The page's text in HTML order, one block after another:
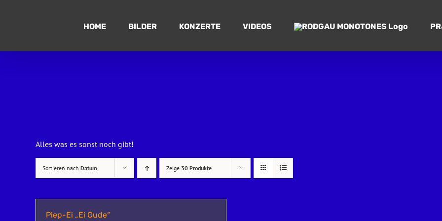
HOME BILDER KONZERTE VIDEOS
Alles was es sonst noch gibt!
Sortieren nach Datum Zeige 30 Produkte
Piep-Ei „Ei Gude“